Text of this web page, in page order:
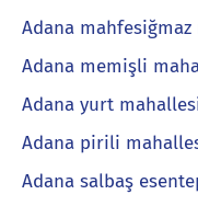
Adana mahfesiğmaz
Adana memişli
Adana yurt
Adana pirili
Adana salbaş